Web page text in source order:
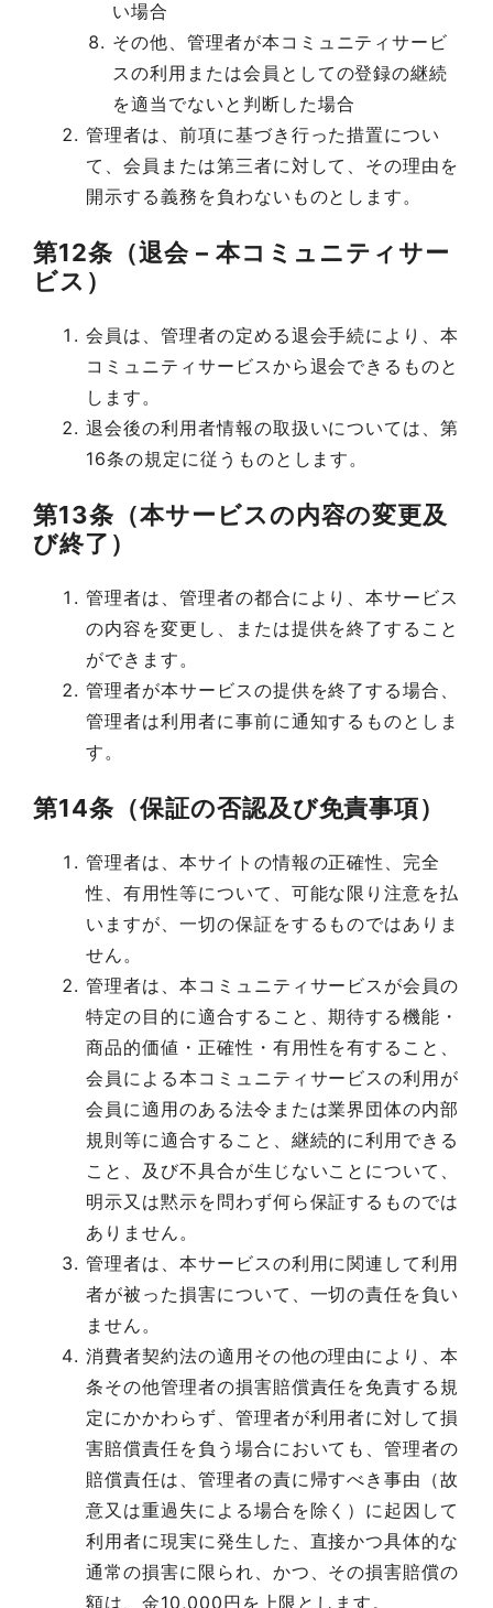
い場合
その他、管理者が本コミュニティサービ
スの利用または会員としての登録の継続
を適当でないと判断した場合
管理者は、前項に基づき行った措置につい
て、会員または第三者に対して、その理由を
開示する義務を負わないものとします。
第12条（退会 – 本コミュニティサー
ビス）
会員は、管理者の定める退会手続により、本
コミュニティサービスから退会できるものと
します。
退会後の利用者情報の取扱いについては、第
16条の規定に従うものとします。
第13条（本サービスの内容の変更及
び終了）
管理者は、管理者の都合により、本サービス
の内容を変更し、または提供を終了すること
ができます。
管理者が本サービスの提供を終了する場合、
管理者は利用者に事前に通知するものとしま
す。
第14条（保証の否認及び免責事項）
管理者は、本サイトの情報の正確性、完全
性、有用性等について、可能な限り注意を払
いますが、一切の保証をするものではありま
せん。
管理者は、本コミュニティサービスが会員の
特定の目的に適合すること、期待する機能・
商品的価値・正確性・有用性を有すること、
会員による本コミュニティサービスの利用が
会員に適用のある法令または業界団体の内部
規則等に適合すること、継続的に利用できる
こと、及び不具合が生じないことについて、
明示又は黙示を問わず何ら保証するものでは
ありません。
管理者は、本サービスの利用に関連して利用
者が被った損害について、一切の責任を負い
ません。
消費者契約法の適用その他の理由により、本
条その他管理者の損害賠償責任を免責する規
定にかかわらず、管理者が利用者に対して損
害賠償責任を負う場合においても、管理者の
賠償責任は、管理者の責に帰すべき事由（故
意又は重過失による場合を除く）に起因して
利用者に現実に発生した、直接かつ具体的な
通常の損害に限られ、かつ、その損害賠償の
額は、金10,000円を上限とします。